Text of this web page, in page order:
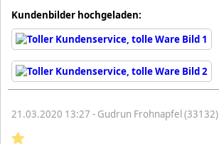
Kundenbilder hochgeladen:
21.03.2020 13:27 - Gudrun Frohnapfel (33132)